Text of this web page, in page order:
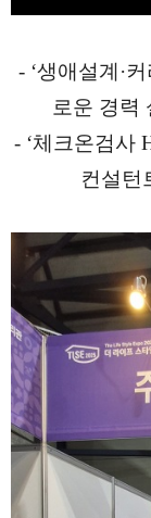
- ‘생애설계·
로운 경력
- ‘체크온검사
컨설턴